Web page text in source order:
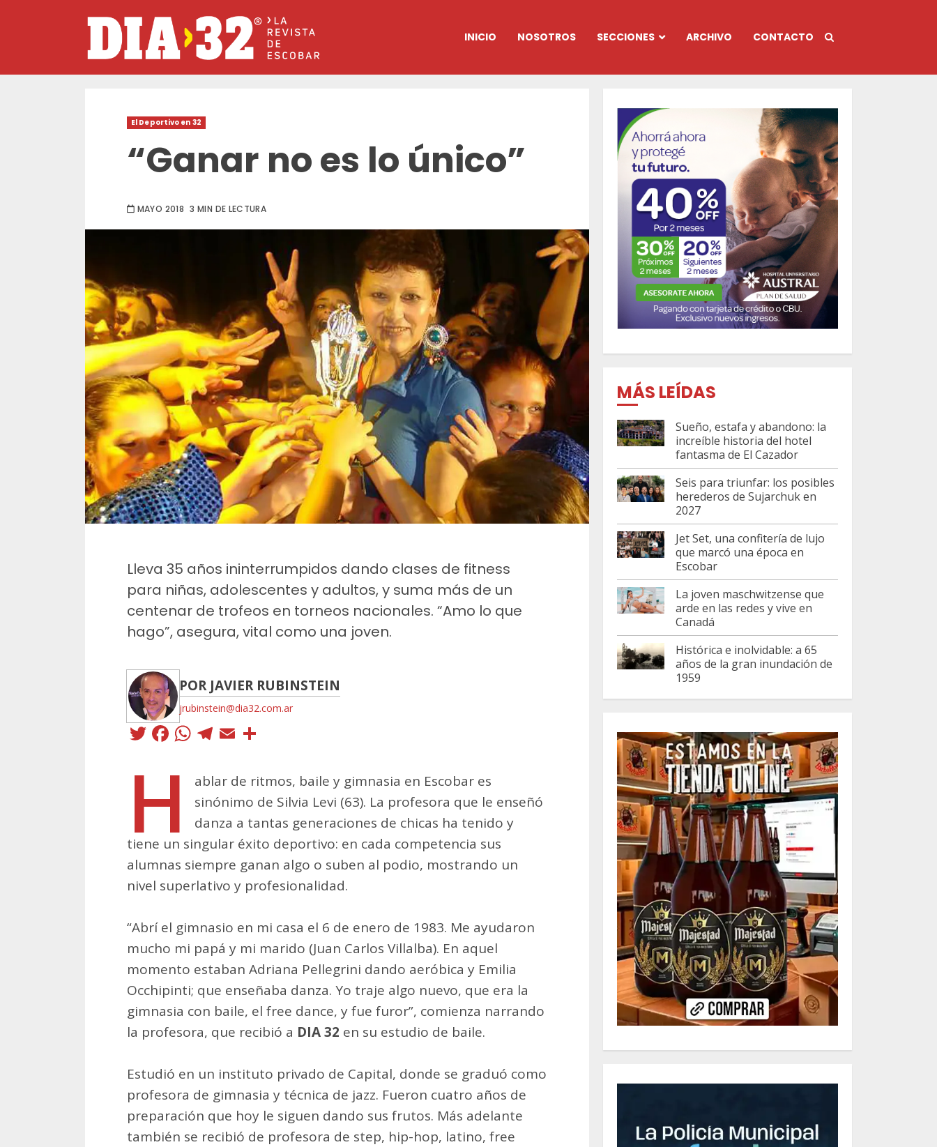
INICIO NOSOTROS SECCIONES ARCHIVO CONTACTO
El Deportivo en 32
“Ganar no es lo único”
MAYO 2018 3 MIN DE LECTURA
Lleva 35 años ininterrumpidos dando clases de fitness
para niñas, adolescentes y adultos, y suma más de un
centenar de trofeos en torneos nacionales. “Amo lo que
hago”, asegura, vital como una joven.
POR JAVIER RUBINSTEIN
jrubinstein@dia32.com.ar
Twitter
Facebook
WhatsApp
Telegram
Email
H
ablar de ritmos, baile y gimnasia en Escobar es
sinónimo de Silvia Levi (63). La profesora que le enseñó
danza a tantas generaciones de chicas ha tenido y
tiene un singular éxito deportivo: en cada competencia sus
alumnas siempre ganan algo o suben al podio, mostrando un
nivel superlativo y profesionalidad.
“Abrí el gimnasio en mi casa el 6 de enero de 1983. Me ayudaron
mucho mi papá y mi marido (Juan Carlos Villalba). En aquel
momento estaban Adriana Pellegrini dando aeróbica y Emilia
Occhipinti; que enseñaba danza. Yo traje algo nuevo, que era la
gimnasia con baile, el free dance, y fue furor”, comienza narrando
la profesora, que recibió a DIA 32 en su estudio de baile.
Estudió en un instituto privado de Capital, donde se graduó como
profesora de gimnasia y técnica de jazz. Fueron cuatro años de
preparación que hoy le siguen dando sus frutos. Más adelante
también se recibió de profesora de step, hip-hop, latino, free
MÁS LEÍDAS
Sueño, estafa y abandono: la
increíble historia del hotel
fantasma de El Cazador
Seis para triunfar: los posibles
herederos de Sujarchuk en
2027
Jet Set, una confitería de lujo
que marcó una época en
Escobar
La joven maschwitzense que
arde en las redes y vive en
Canadá
Histórica e inolvidable: a 65
años de la gran inundación de
1959